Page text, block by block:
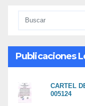
Publicaciones
CARTEL
005124